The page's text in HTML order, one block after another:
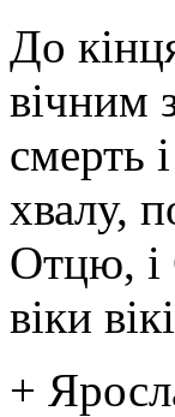
До
вічним
смерть
хвалу,
Отцю, і
віки
+